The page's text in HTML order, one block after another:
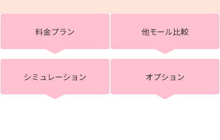
料金プラン 他モール比較
シミュレーション オプション